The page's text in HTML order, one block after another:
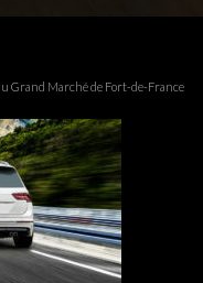
Grand Marché de Fort-de-France